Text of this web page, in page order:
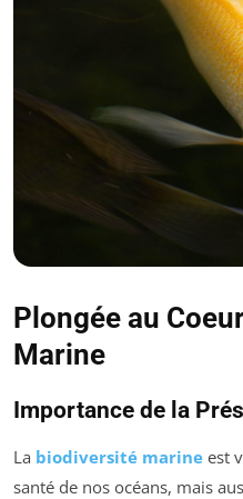
Plongée au
Marine
Importance de la
La biodiversité marine est
santé de nos océans, mais